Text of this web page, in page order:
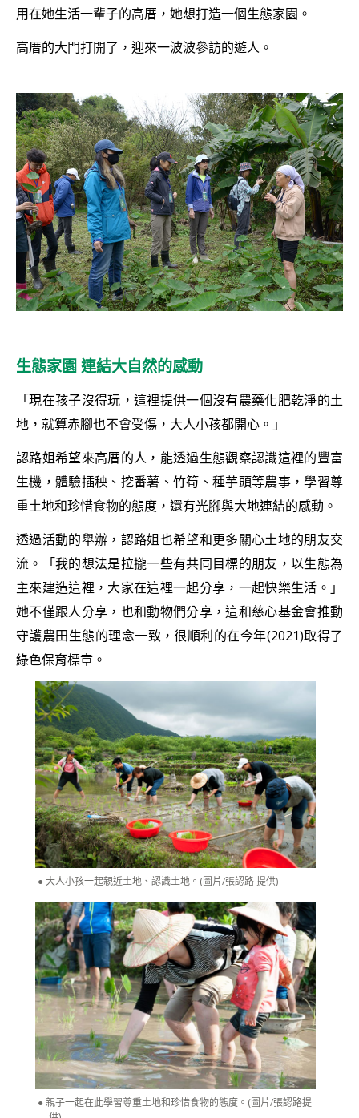
用在她生活一輩子的高厝，她想打造一個生態家園。
高厝的大門打開了，迎來一波波參訪的遊人。
生態家園 連結大自然的感動
「現在孩子沒得玩，這裡提供一個沒有農藥化肥乾淨的土
地，就算赤腳也不會受傷，大人小孩都開心。」
認路姐希望來高厝的人，能透過生態觀察認識這裡的豐富
生機，體驗插秧、挖番薯、竹筍、種芋頭等農事，學習尊
重土地和珍惜食物的態度，還有光腳與大地連結的感動。
透過活動的舉辦，認路姐也希望和更多關心土地的朋友交
流。「我的想法是拉攏一些有共同目標的朋友，以生態為
主來建造這裡，大家在這裡一起分享，一起快樂生活。」
她不僅跟人分享，也和動物們分享，這和慈心基金會推動
守護農田生態的理念一致，很順利的在今年(2021)取得了
綠色保育標章。
大人小孩一起親近土地、認識土地。(圖片/張認路 提供)
親子一起在此學習尊重土地和珍惜食物的態度。(圖片/張認路提